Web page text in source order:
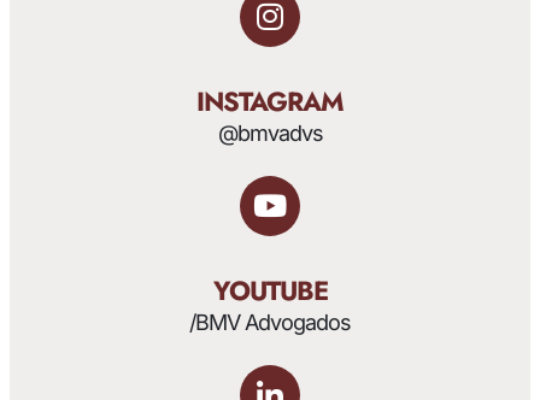
INSTAGRAM
@bmvadvs
YOUTUBE
/BMV Advogados